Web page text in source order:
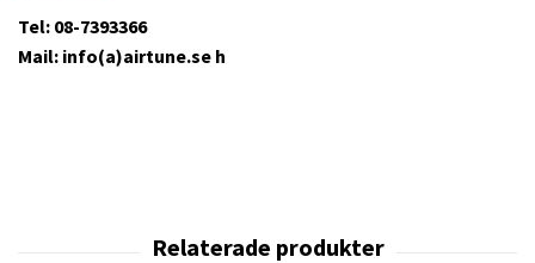
Tel: 08-7393366
Mail: info(a)airtune.se h